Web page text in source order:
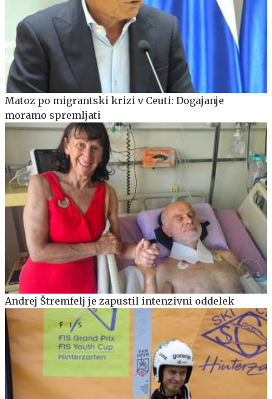
Matoz po migrantski krizi v Ceuti: Dogajanje
moramo spremljati
Andrej Štremfelj je zapustil intenzivni oddelek